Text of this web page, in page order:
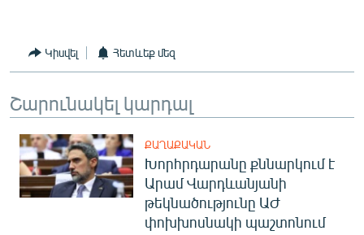
ՀԵՏԵՎԵՔ ՄԵԶ
«Ազատության» բոլոր կայքերը
Կիսվել Հետևեք մեզ
Շարունակել կարդալ
ՔԱՂԱՔԱԿԱՆ
Խորհրդարանը քննարկում է
Արամ Վարդևանյանի
թեկնածությունը ԱԺ
փոխխոսնակի պաշտոնում